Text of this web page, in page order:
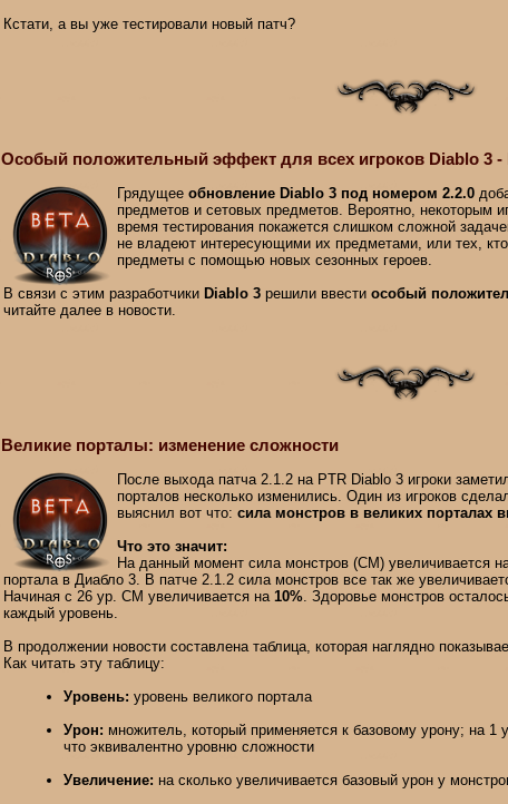
Кстати, а вы уже тестировали новый патч?
Особый положительный эффект для всех игроков Diablo 3 -
Грядущее обновление Diablo 3 под номером 2.2.0
предметов и сетовых предметов. Вероятно, некоторым
время тестирования покажется слишком сложной
не владеют интересующими их предметами, или тех,
предметы с помощью новых сезонных героев.
В связи с этим разработчики Diablo 3решили ввести особый
читайте далее в новости.
Великие порталы: изменение сложности
После выхода патча 2.1.2 на PTR Diablo 3 игроки
порталов несколько изменились. Один из игроков
выяснил вот что: сила монстров в великих порталах
Что это значит:
На данный момент сила монстров (СМ) увеличивается
портала в Диабло 3. В патче 2.1.2 сила монстров все так же
Начиная с 26 ур. СМ увеличивается на 10%. Здоровье монстров
каждый уровень.
В продолжении новости составлена таблица, которая наглядно
Как читать эту таблицу:
Уровень: уровень великого портала
Урон: множитель, который применяется к базовому урону; на 1
что эквивалентно уровню сложности
Увеличение: на сколько увеличивается базовый урон у